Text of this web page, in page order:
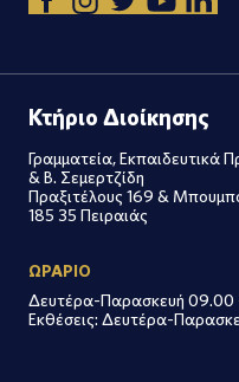
Κτήριο Διοίκησης
Γραμματεία, Εκπαιδευτικά
& Β. Σεμερτζίδη
Πραξιτέλους 169 &
185 35 Πειραιάς
ΩΡΑΡΙΟ
Δευτέρα-Παρασκευή 09.00
Εκθέσεις: Δευτέρα-